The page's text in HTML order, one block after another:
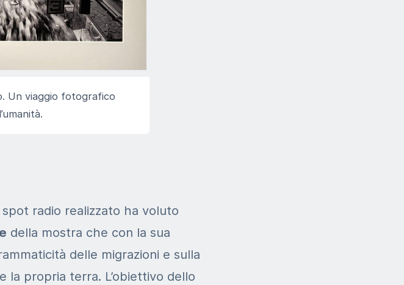
Un viaggio fotografico
radio realizzato ha voluto
della mostra che con la sua
delle migrazioni e sulla
la propria terra. L’obiettivo dello